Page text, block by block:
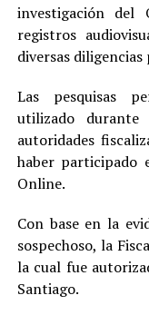
investigación del
registros
diversas
Las pesquisas
utilizado durante
autoridades
haber participado
Online.
Con base en la
sospechoso, la
la cual fue
Santiago.